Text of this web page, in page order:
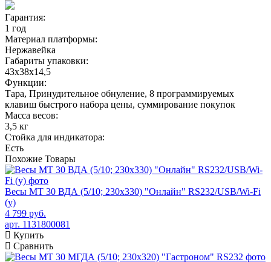
Гарантия:
1 год
Материал платформы:
Нержавейка
Габариты упаковки:
43х38х14,5
Функции:
Тара, Принудительное обнуление, 8 программируемых
клавиш быстрого набора цены, суммирование покупок
Масса весов:
3,5 кг
Стойка для индикатора:
Есть
Похожие Товары
Весы МТ 30 ВДА (5/10; 230х330) "Онлайн" RS232/USB/Wi-Fi
(у)
4 799 руб.
арт. 1131800081
Купить
Сравнить